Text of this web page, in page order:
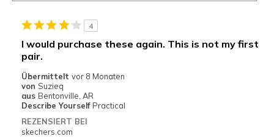
4
I would purchase these again. This is not my first
pair.
Übermittelt vor 8 Monaten
von Suzieq
aus Bentonville, AR
Describe Yourself Practical
REZENSIERT BEI
skechers.com